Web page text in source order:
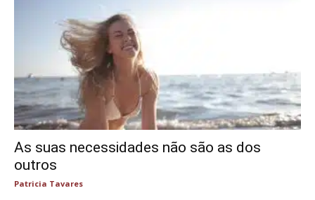
As suas necessidades não são as dos
outros
Patricia Tavares